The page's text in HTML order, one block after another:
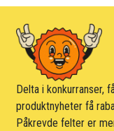
Delta i konkurranser,
produktnyheter få
Påkrevde felter er